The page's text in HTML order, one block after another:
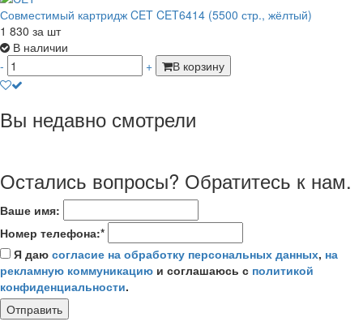
Совместимый картридж CET CET6414 (5500 стр., жёлтый)
1 830 за шт
В наличии
-
+ В корзину
Вы недавно смотрели
Остались вопросы? Обратитесь к нам.
Ваше имя:
Номер телефона:*
Я даю согласие на обработку персональных данных, на
рекламную коммуникацию и соглашаюсь с политикой
конфиденциальности.
Отправить